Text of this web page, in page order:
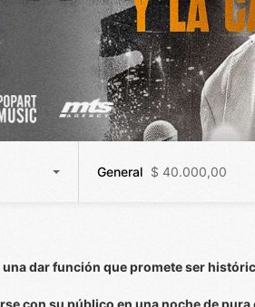
General $ 40.000,00
dar función que promete ser
con su público en una noche de